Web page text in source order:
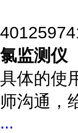
氯监测仪
具体的使
师沟通，
...